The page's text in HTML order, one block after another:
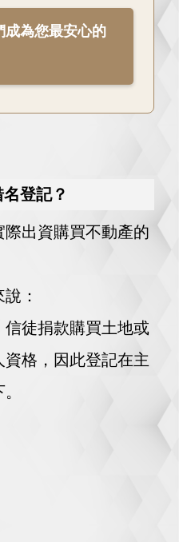
成為您最安心的
登記？
出資購買不動產的
：
徒捐款購買土地或
資格，因此登記在主